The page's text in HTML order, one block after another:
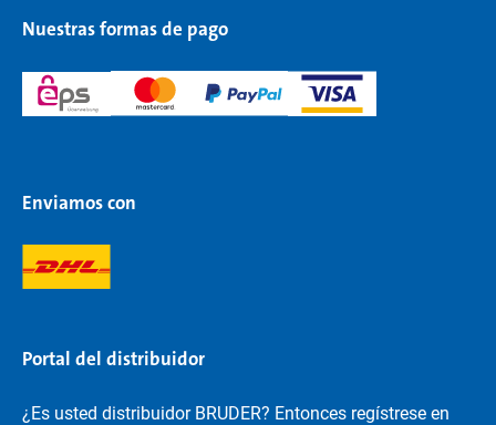
Nuestras formas de pago
Enviamos con
Portal del distribuidor
¿Es usted distribuidor BRUDER? Entonces regístrese en